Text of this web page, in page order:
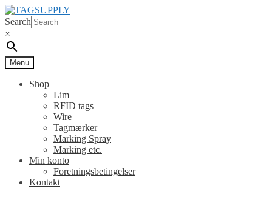
Spring
til
navigation
Spring
til
indhold
Search
×
Menu
Shop
Lim
RFID tags
Wire
Tagmærker
Marking Spray
Marking etc.
Min konto
Foretningsbetingelser
Kontakt